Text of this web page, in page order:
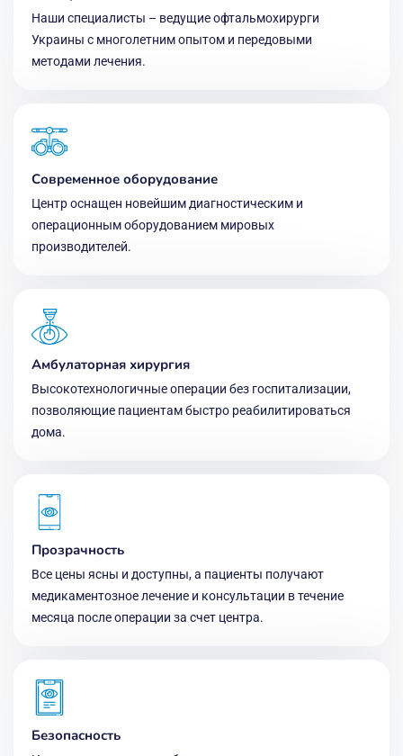
Наши специалисты – ведущие офтальмохирурги
Украины с многолетним опытом и передовыми
методами лечения.
Современное оборудование
Центр оснащен новейшим диагностическим и
операционным оборудованием мировых
производителей.
Амбулаторная хирургия
Высокотехнологичные операции без госпитализации,
позволяющие пациентам быстро реабилитироваться
дома.
Прозрачность
Все цены ясны и доступны, а пациенты получают
медикаментозное лечение и консультации в течение
месяца после операции за счет центра.
Безопасность